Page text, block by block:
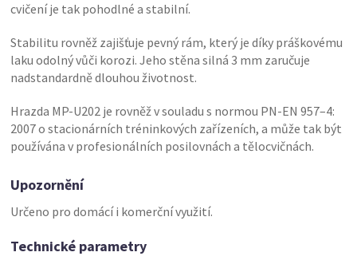
cvičení je tak pohodlné a stabilní.
Stabilitu rovněž zajišťuje pevný rám, který je díky práškovému
laku odolný vůči korozi. Jeho stěna silná 3 mm zaručuje
nadstandardně dlouhou životnost.
Hrazda MP-U202 je rovněž v souladu s normou PN-EN 957–4:
2007 o stacionárních tréninkových zařízeních, a může tak být
používána v profesionálních posilovnách a tělocvičnách.
Upozornění
Určeno pro domácí i komerční využití.
Technické parametry